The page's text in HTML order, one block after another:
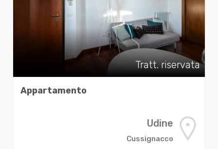
Tratt. riservata
Appartamento
Udine
Cussignacco